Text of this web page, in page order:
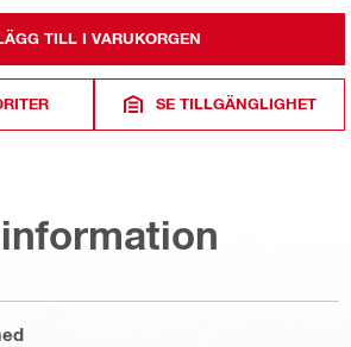
TILL I VARUKORGEN
SE TILLGÄNGLIGHET
information